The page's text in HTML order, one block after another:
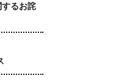
するお詫